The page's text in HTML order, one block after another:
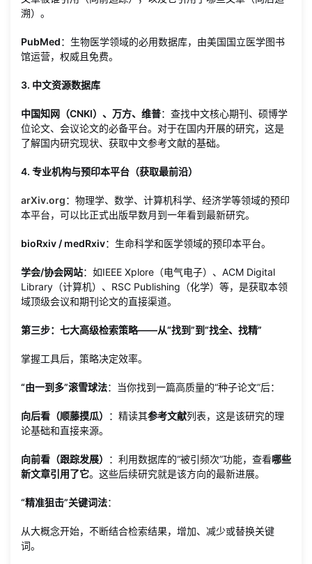
溯）。
PubMed：生物医学领域的必用数据库，由美国国立医学图书
馆运营，权威且免费。
3. 中文资源数据库
中国知网（CNKI）、万方、维普：查找中文核心期刊、硕博学
位论文、会议论文的必备平台。对于在国内开展的研究，这是
了解国内研究现状、获取中文参考文献的基础。
4. 专业机构与预印本平台（获取最前沿）
arXiv.org：物理学、数学、计算机科学、经济学等领域的预印
本平台，可以比正式出版早数月到一年看到最新研究。
bioRxiv / medRxiv：生命科学和医学领域的预印本平台。
学会/协会网站：如IEEE Xplore（电气电子）、ACM Digital
Library（计算机）、RSC Publishing（化学）等，是获取本领
域顶级会议和期刊论文的直接渠道。
第三步：七大高级检索策略——从“找到”到“找全、找精”
掌握工具后，策略决定效率。
“由一到多”滚雪球法：当你找到一篇高质量的“种子论文”后：
向后看（顺藤摸瓜） ：精读其参考文献列表，这是该研究的理
论基础和直接来源。
向前看（跟踪发展） ：利用数据库的“被引频次”功能，查看哪些
新文章引用了它。这些后续研究就是该方向的最新进展。
“精准狙击”关键词法：
从大概念开始，不断结合检索结果，增加、减少或替换关键
词。